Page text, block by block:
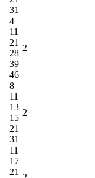
31
4
11
21
28
39
46
2
8
11
13
15
21
31
2
11
17
21